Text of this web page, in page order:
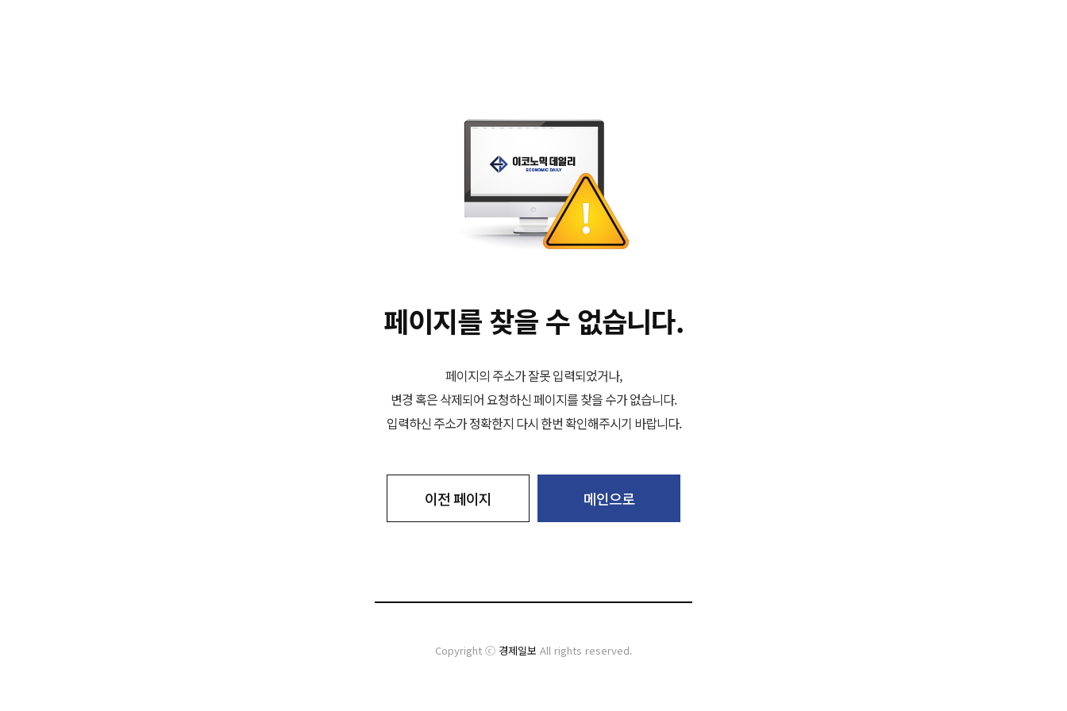
페이지를 찾을 수 없습니다.
페이지의 주소가 잘못 입력되었거나,
변경 혹은 삭제되어 요청하신 페이지를 찾을 수가 없습니다.
입력하신 주소가 정확한지 다시 한번 확인해주시기 바랍니다.
이전 페이지 메인으로
Copyright ⓒ 경제일보 All rights reserved.